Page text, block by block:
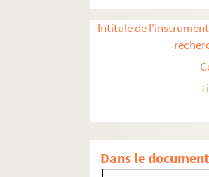
Intitulé de
Dans le
1.2. Etudiant
1.3.
1.4. Chef
1.6.
1.8. Fondateur et
1.9. Professeur